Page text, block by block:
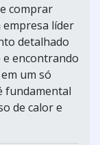
comprar
líder
detalhado
encontrando
um só
fundamental
de calor e